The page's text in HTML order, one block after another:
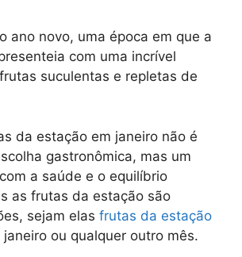
ano novo, uma época em que a
com uma incrível
suculentas e repletas de
da estação em janeiro não é
gastronômica, mas um
a saúde e o equilíbrio
as frutas da estação são
sejam elas frutas da estação
janeiro ou qualquer outro mês.